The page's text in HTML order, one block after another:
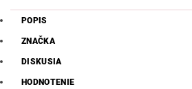
POPIS
ZNAČKA
DISKUSIA
HODNOTENIE